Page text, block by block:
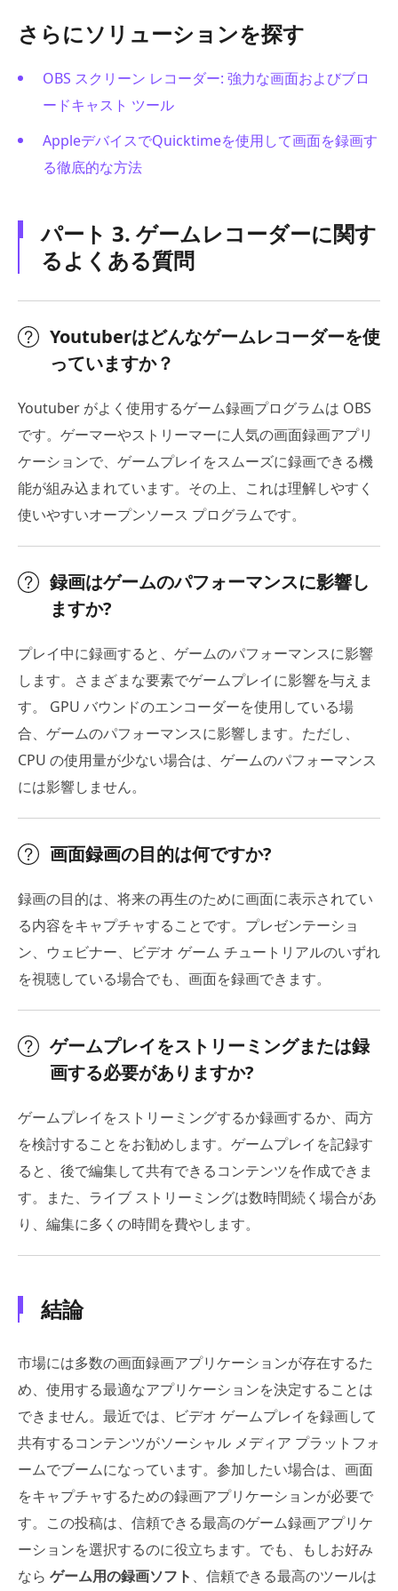
さらにソリューションを探す
OBS スクリーン レコーダー: 強力な画面およびブロ
ードキャスト ツール
AppleデバイスでQuicktimeを使用して画面を録画す
る徹底的な方法
パート 3. ゲームレコーダーに関す
るよくある質問
Youtuberはどんなゲームレコーダーを使
っていますか？
Youtuber がよく使用するゲーム録画プログラムは OBS
です。ゲーマーやストリーマーに人気の画面録画アプリ
ケーションで、ゲームプレイをスムーズに録画できる機
能が組み込まれています。その上、これは理解しやすく
使いやすいオープンソース プログラムです。
録画はゲームのパフォーマンスに影響し
ますか?
プレイ中に録画すると、ゲームのパフォーマンスに影響
します。さまざまな要素でゲームプレイに影響を与えま
す。 GPU バウンドのエンコーダーを使用している場
合、ゲームのパフォーマンスに影響します。ただし、
CPU の使用量が少ない場合は、ゲームのパフォーマンス
には影響しません。
画面録画の目的は何ですか?
録画の目的は、将来の再生のために画面に表示されてい
る内容をキャプチャすることです。プレゼンテーショ
ン、ウェビナー、ビデオ ゲーム チュートリアルのいずれ
を視聴している場合でも、画面を録画できます。
ゲームプレイをストリーミングまたは録
画する必要がありますか?
ゲームプレイをストリーミングするか録画するか、両方
を検討することをお勧めします。ゲームプレイを記録す
ると、後で編集して共有できるコンテンツを作成できま
す。また、ライブ ストリーミングは数時間続く場合があ
り、編集に多くの時間を費やします。
結論
市場には多数の画面録画アプリケーションが存在するた
め、使用する最適なアプリケーションを決定することは
できません。最近では、ビデオ ゲームプレイを録画して
共有するコンテンツがソーシャル メディア プラットフォ
ームでブームになっています。参加したい場合は、画面
をキャプチャするための録画アプリケーションが必要で
す。この投稿は、信頼できる最高のゲーム録画アプリケ
ーションを選択するのに役立ちます。でも、もしお好み
なら ゲーム用の録画ソフト 、信頼できる最高のツールは